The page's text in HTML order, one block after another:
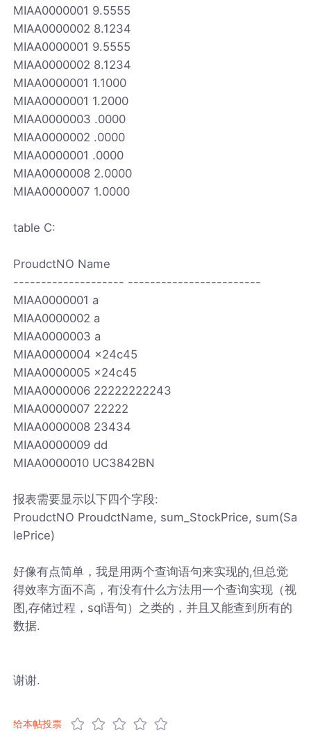
MIAA0000001 9.5555
MIAA0000002 8.1234
MIAA0000001 9.5555
MIAA0000002 8.1234
MIAA0000001 1.1000
MIAA0000001 1.2000
MIAA0000003 .0000
MIAA0000002 .0000
MIAA0000001 .0000
MIAA0000008 2.0000
MIAA0000007 1.0000
table C:
ProudctNO Name
-------------------- ------------------------
MIAA0000001 a
MIAA0000002 a
MIAA0000003 a
MIAA0000004 x24c45
MIAA0000005 x24c45
MIAA0000006 22222222243
MIAA0000007 22222
MIAA0000008 23434
MIAA0000009 dd
MIAA0000010 UC3842BN
报表需要显示以下四个字段:
ProudctNO ProudctName, sum_StockPrice, sum(Sa
lePrice)
好像有点简单，我是用两个查询语句来实现的,但总觉
得效率方面不高，有没有什么方法用一个查询实现（视
图,存储过程，sql语句）之类的，并且又能查到所有的
数据.
谢谢.
给本帖投票